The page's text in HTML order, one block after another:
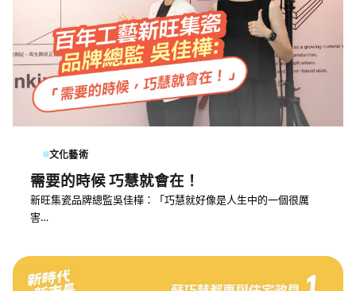
文化藝術
需要的時候 巧慧就會在！
新旺集瓷品牌總監吳佳樺：「巧慧就好像是人生中的一個很厲
害…